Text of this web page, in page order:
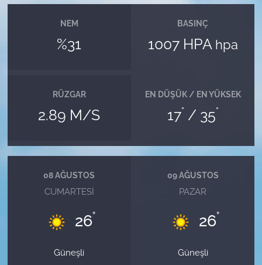
NEM
%31
BASINÇ
1007 HPA hpa
RÜZGAR
2.89 M/S
EN DÜŞÜK / EN YÜKSEK
17° / 35°
08 AĞUSTOS
CUMARTESI
26°
Güneşli
09 AĞUSTOS
PAZAR
26°
Güneşli